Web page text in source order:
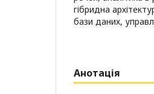
гібридна
бази даних,
Анотація